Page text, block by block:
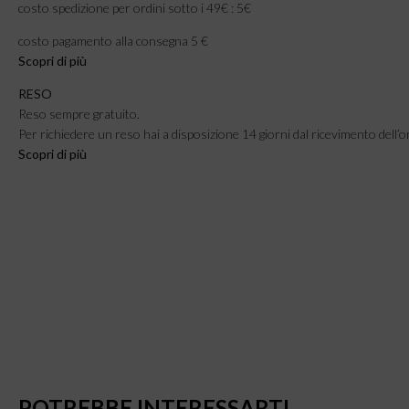
costo spedizione per ordini sotto i 49€ : 5€
costo pagamento alla consegna 5 €
Scopri di più
RESO
Reso sempre gratuito.
Per richiedere un reso hai a disposizione 14 giorni dal ricevimento
Scopri di più